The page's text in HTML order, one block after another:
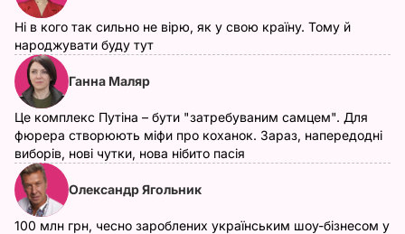
Ні в кого так сильно не вірю, як у свою країну. Тому й
народжувати буду тут
Ганна Маляр
Це комплекс Путіна – бути "затребуваним самцем". Для
фюрера створюють міфи про коханок. Зараз, напередодні
виборів, нові чутки, нова нібито пасія
Олександр Ягольник
100 млн грн, чесно зароблених українським шоу-бізнесом у